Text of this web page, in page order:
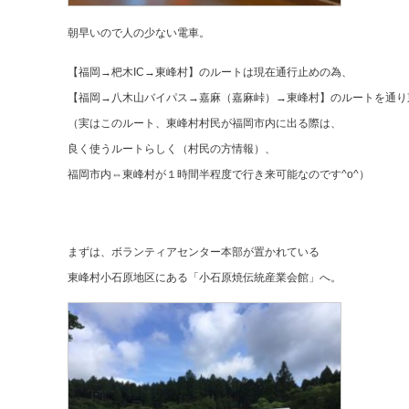
朝早いので人の少ない電車。
【福岡→杷木IC→東峰村】のルートは現在通行止めの為、
【福岡→八木山バイパス→嘉麻（嘉麻峠）→東峰村】のルートを通り
（実はこのルート、東峰村村民が福岡市内に出る際は、
良く使うルートらしく（村民の方情報）、
福岡市内⇔東峰村が１時間半程度で行き来可能なのです^o^）
まずは、ボランティアセンター本部が置かれている
東峰村小石原地区にある「小石原焼伝統産業会館」へ。